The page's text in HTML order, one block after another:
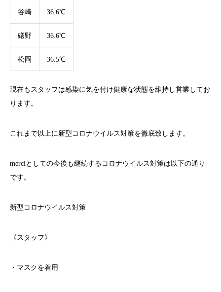
谷崎 36.6℃
礒野 36.6℃
松岡 36.5℃
現在もスタッフは感染に気を付け健康な状態を維持し営業してお
ります。
これまで以上に新型コロナウイルス対策を徹底致します。
merci としての今後も継続するコロナウイルス対策は以下の通り
です。
新型コロナウイルス対策
《スタッフ》
・マスクを着用